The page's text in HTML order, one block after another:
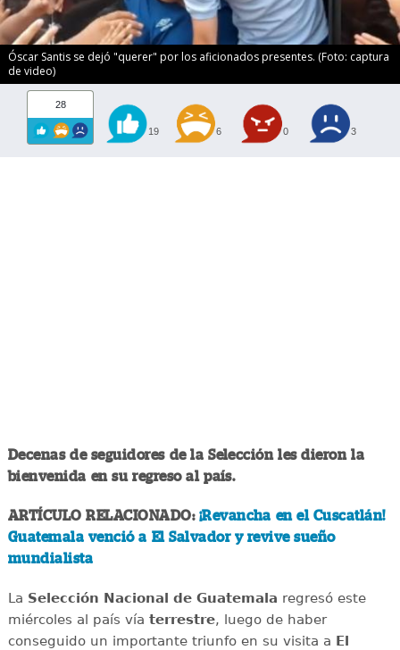
Óscar Santis se dejó "querer" por los aficionados presentes. (Foto: captura
de video)
28
19 6 0 3
Decenas de seguidores de la Selección les dieron la
bienvenida en su regreso al país.
ARTÍCULO RELACIONADO: ¡Revancha en el Cuscatlán!
Guatemala venció a El Salvador y revive sueño
mundialista
La Selección Nacional de Guatemala regresó este
miércoles al país vía terrestre, luego de haber
conseguido un importante triunfo en su visita a El